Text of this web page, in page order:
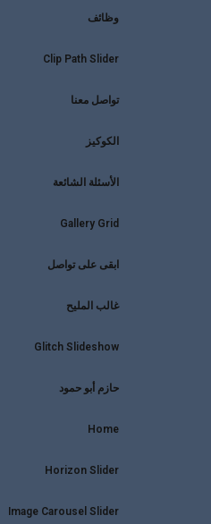
وظائف
Clip Path Slider
تواصل معنا
الكوكيز
الأسئلة الشائعة
Gallery Grid
ابقى على تواصل
غالب المليح
Glitch Slideshow
حازم أبو حمود
Home
Horizon Slider
Image Carousel Slider